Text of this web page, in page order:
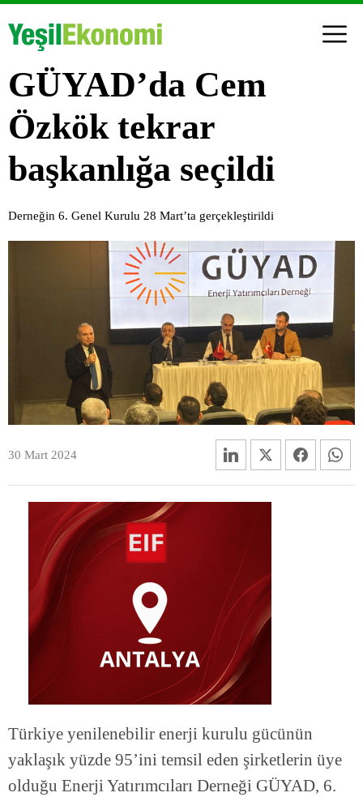
GÜYAD’da Cem
Özkök tekrar
başkanlığa seçildi
Derneğin 6. Genel Kurulu 28 Mart’ta gerçekleştirildi
30 Mart 2024
Türkiye yenilenebilir enerji kurulu gücünün
yaklaşık yüzde 95’ini temsil eden şirketlerin üye
olduğu Enerji Yatırımcıları Derneği GÜYAD, 6.